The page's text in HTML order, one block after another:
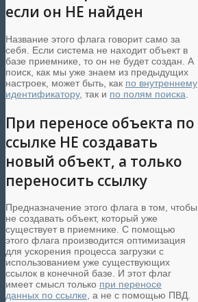
если он НЕ найден
Название этого флага говорит само за
себя. Если система не находит объект в
базе приемнике, то он не будет создан. А
поиск, как мы уже знаем из предыдущих
настроек, может быть, как по внутреннему
идентификатору, так и по полям поиска
При переносе объекта по
ссылке НЕ создавать
новый объект, а только
переносить ссылку
Предназначение этого флага в том, чтобы
не создавать объект, который уже
существует в приемнике. С помощью
этого флага производится оптимизация
для ускорения процесса загрузки с
использованием уже существующих
ссылок в конечной базе. И этот флаг
имеет смысл только при переносе
данных по ссылке, а не с помощью ПВД.